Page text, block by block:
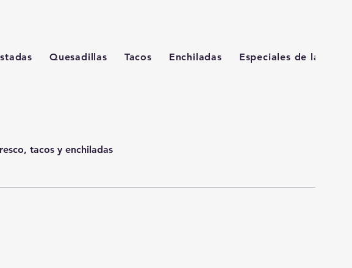
tacos y enchiladas
Quesadillas Tacos Enchiladas Especiales de la ca...